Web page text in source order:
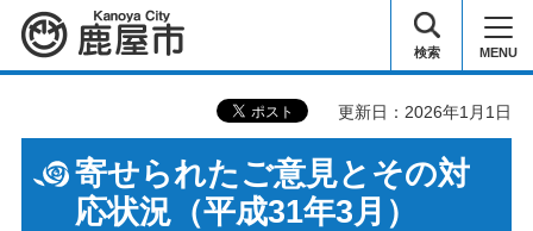
鹿屋市 検索 MENU
更新日：2026年1月1日
寄せられたご意見とその対
応状況（平成31年3月）